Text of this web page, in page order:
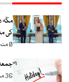
مکّہ
کی
0 منٹ قبل
جمعہ 28 اگست کو عام تعطیل
36 منٹ قبل